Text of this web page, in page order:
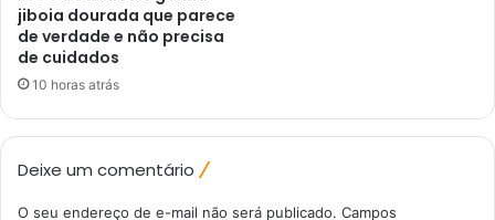
jiboia dourada que parece
de verdade e não precisa
de cuidados
10 horas atrás
Deixe um comentário
O seu endereço de e-mail não será publicado. Campos